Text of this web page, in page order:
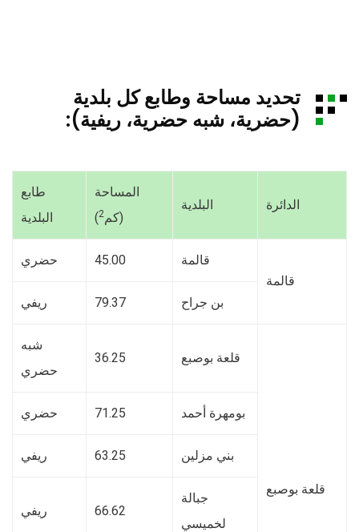
تحديد مساحة وطابع كل بلدية
(حضرية، شبه حضرية، ريفية):
الدائرة البلدية
المساحة
(كم2
)
طابع
البلدية
قالمة
قالمة 45.00 حضري
بن جراح 79.37 ريفي
قلعة بوصبع
قلعة بوصبع 36.25
شبه
حضري
بومهرة أحمد 71.25 حضري
بني مزلين 63.25 ريفي
جبالة
لخميسي
66.62 ريفي